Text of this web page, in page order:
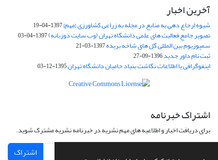
آخرین اخبار
شیوه ارجاع دهی به منابع در مجله به زراعی کشاورزی {مهم}1397-04-19
تصویر جامع فعالیت های علمی دانشگاه تهران (وب سایت دوزبانه)1397-04-03
سمپوزیوم بین المللی گل های شاخه بریده1397-03-21
ثبت نام داور جدید1396-09-27
اینفوگرافی یا اطلاعات نگاشت بنیاد حامیان دانشگاه تهران1395-12-03
اشتراک خبرنامه
برای دریافت اخبار و اطلاعیه های مهم نشریه در خبرنامه نشریه مشترک شوید.
اشتراک